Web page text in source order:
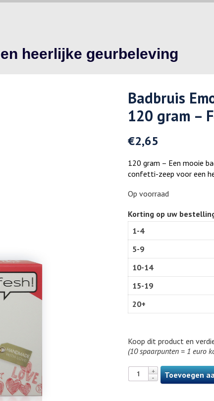
heerlijke geurbeleving
Badbruis
120 gram –
€2,65
120 gram – Een mooie
confetti-zeep voor een
Op voorraad
Korting op uw
1-4
5-9
10-14
15-19
20+
Koop dit product en
(10 spaarpunten = 1 euro
Toevoegen